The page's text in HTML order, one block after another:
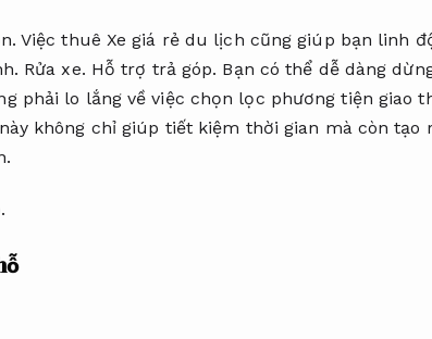
Việc thuê Xe giá rẻ du lịch cũng giúp bạn linh
Rửa xe. Hỗ trợ trả góp. Bạn có thể dễ dàng
phải lo lắng về việc chọn lọc phương tiện giao
không chỉ giúp tiết kiệm thời gian mà còn tạo